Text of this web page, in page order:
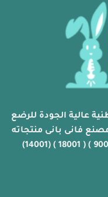
عالية الجودة للرضع
سنة ويصدر مصنع فانى بانى منتجاته